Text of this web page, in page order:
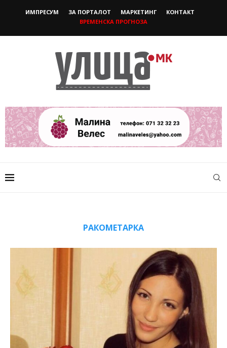
ИМПРЕСУМ ЗА ПОРТАЛОТ МАРКЕТИНГ
КОНТАКТ
ВРЕМЕНСКА ПРОГНОЗА
РАКОМЕТАРКА